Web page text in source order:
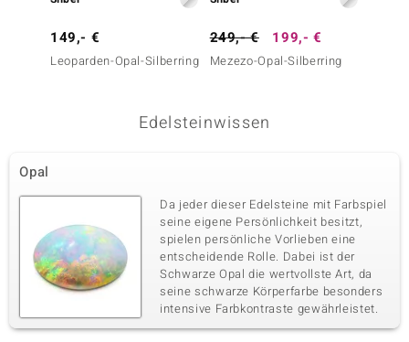
149,- €
Leoparden-Opal-Silberring
249,- € 199,- €
Mezezo-Opal-Silberring
Edelsteinwissen
Opal
Da jeder dieser Edelsteine mit Farbspiel
seine eigene Persönlichkeit besitzt,
spielen persönliche Vorlieben eine
entscheidende Rolle. Dabei ist der
Schwarze Opal die wertvollste Art, da
seine schwarze Körperfarbe besonders
intensive Farbkontraste gewährleistet.